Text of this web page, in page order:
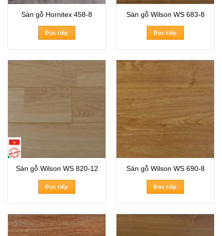
Sàn gỗ Hornitex 458-8
Đọc tiếp
Sàn gỗ Wilson WS 683-8
Đọc tiếp
Sàn gỗ Wilson WS 820-12
Đọc tiếp
Sàn gỗ Wilson WS 690-8
Đọc tiếp